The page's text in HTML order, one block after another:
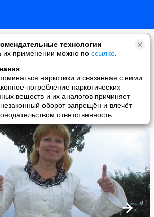
технологии
их применении можно по ссылке
наркотики и связанная с ними
потребление наркотических
веществ и их аналогов причиняет
оборот запрещён и влечёт
ответственность